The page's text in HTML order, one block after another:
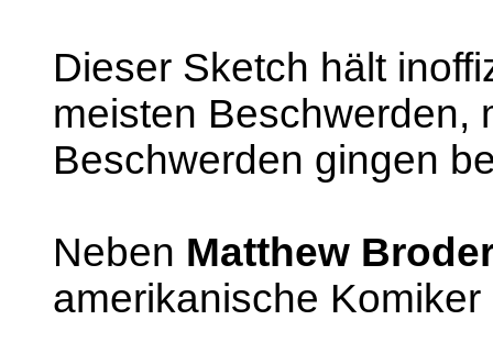
Dieser Sketch hält
meisten Beschwerden,
Beschwerden gingen
Neben Matthew
amerikanische Komiker